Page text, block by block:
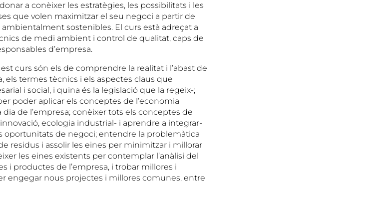
a conèixer les estratègies, les possibilitats i les
que volen maximitzar el seu negoci a partir de
sostenibles. El curs està adreçat a
de medi ambient i control de qualitat, caps de
d’empresa.
curs són els de comprendre la realitat i l’abast de
els termes tècnics i els aspectes claus que
i social, i quina és la legislació que la regeix-;
poder aplicar els conceptes de l’economia
de l’empresa; conèixer tots els conceptes de
ecologia industrial- i aprendre a integrar-
oportunitats de negoci; entendre la problemàtica
residus i assolir les eines per minimitzar i millorar
les eines existents per contemplar l’anàlisi del
i productes de l’empresa, i trobar millores i
engegar nous projectes i millores comunes, entre